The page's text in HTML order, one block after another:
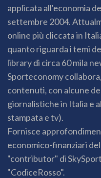
applicata all'economia
settembre 2004.
online più cliccata in
quanto riguarda i temi
library di circa 60 mila
Sporteconomy
contenuti, con alcune
giornalistiche in Italia e
stampata e tv).
Fornisce
economico-finanziari
"contributor" di
"CodiceRosso".